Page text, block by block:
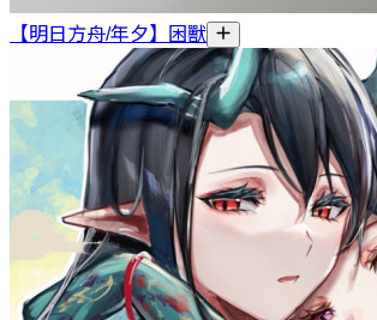
【明日方舟/年夕】困獸